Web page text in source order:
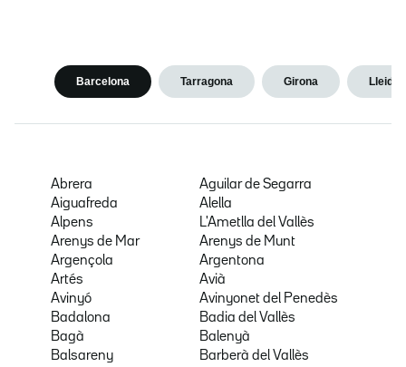
Barcelona Tarragona Girona Lleida
Abrera
Aguilar de Segarra
Aiguafreda
Alella
Alpens
L'Ametlla del Vallès
Arenys de Mar
Arenys de Munt
Argençola
Argentona
Artés
Avià
Avinyó
Avinyonet del Penedès
Badalona
Badia del Vallès
Bagà
Balenyà
Balsareny
Barberà del Vallès